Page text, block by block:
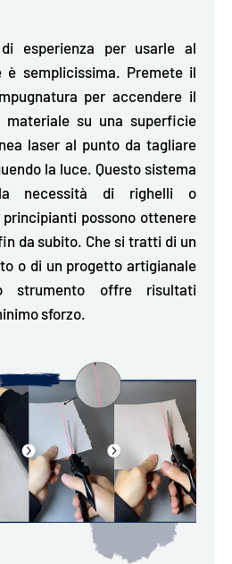
esperienza per usarle al
è semplicissima.
Premete il
per accendere il
materiale su una superficie
laser al punto da tagliare
la luce. Questo sistema
necessità di righelli o
possono ottenere
da subito. Che si tratti di un
o di un progetto artigianale
strumento offre risultati
sforzo.